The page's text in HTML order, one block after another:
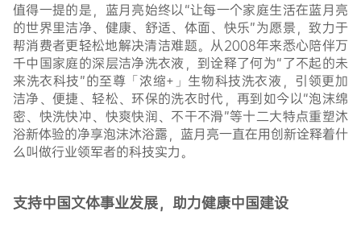
值得一提的是，蓝月亮始终以“让每一个家庭生活在蓝月亮
的世界里洁净、健康、舒适、体面、快乐”为愿景，致力于
帮消费者更轻松地解决清洁难题。从2008年来悉心陪伴万
千中国家庭的深层洁净洗衣液，到诠释了何为“了不起的未
来洗衣科技”的至尊「浓缩+」生物科技洗衣液，引领更加
洁净、便捷、轻松、环保的洗衣时代，再到如今以“泡沫绵
密、快洗快冲、快爽快润、不干不滑”等十二大特点重塑沐
浴新体验的净享泡沫沐浴露，蓝月亮一直在用创新诠释着什
么叫做行业领军者的科技实力。
支持中国文体事业发展，助力健康中国建设